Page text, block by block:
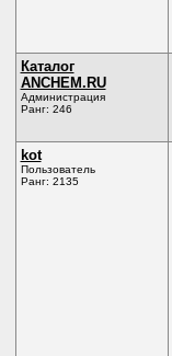
Каталог
ANCHEM.RU
Администрация
Ранг: 246
kot
Пользователь
Ранг: 2135